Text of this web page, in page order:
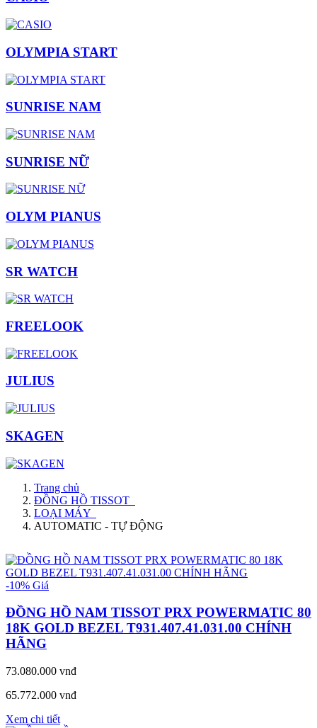
OLYMPIA START
SUNRISE NAM
SUNRISE NỮ
OLYM PIANUS
SR WATCH
FREELOOK
JULIUS
SKAGEN
Trang chủ
ĐỒNG HỒ TISSOT
LOẠI MÁY
AUTOMATIC - TỰ ĐỘNG
-10% Giá
ĐỒNG HỒ NAM TISSOT PRX POWERMATIC 80
18K GOLD BEZEL T931.407.41.031.00 CHÍNH
HÃNG
73.080.000 vnđ
65.772.000 vnđ
Xem chi tiết